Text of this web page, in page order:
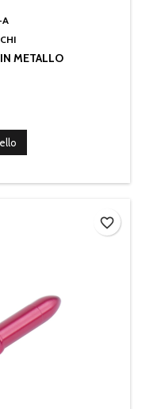
A
METALLO
favorite_border